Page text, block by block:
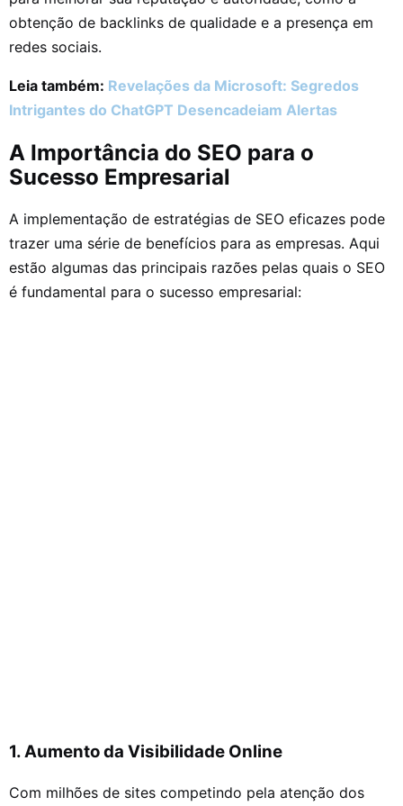
obtenção de backlinks de qualidade e a presença em
redes sociais.
Leia também: Revelações da Microsoft: Segredos
Intrigantes do ChatGPT Desencadeiam Alertas
A Importância do SEO para o
Sucesso Empresarial
A implementação de estratégias de SEO eficazes pode
trazer uma série de benefícios para as empresas. Aqui
estão algumas das principais razões pelas quais o SEO
é fundamental para o sucesso empresarial:
1. Aumento da Visibilidade Online
Com milhões de sites competindo pela atenção dos